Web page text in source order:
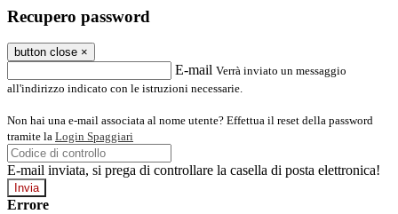
Recupero password
button close ×
E-mail Verrà inviato un messaggio
all'indirizzo indicato con le istruzioni necessarie.
Non hai una e-mail associata al nome utente? Effettua il reset della password
tramite la Login Spaggiari
E-mail inviata, si prega di controllare la casella di posta elettronica!
Errore